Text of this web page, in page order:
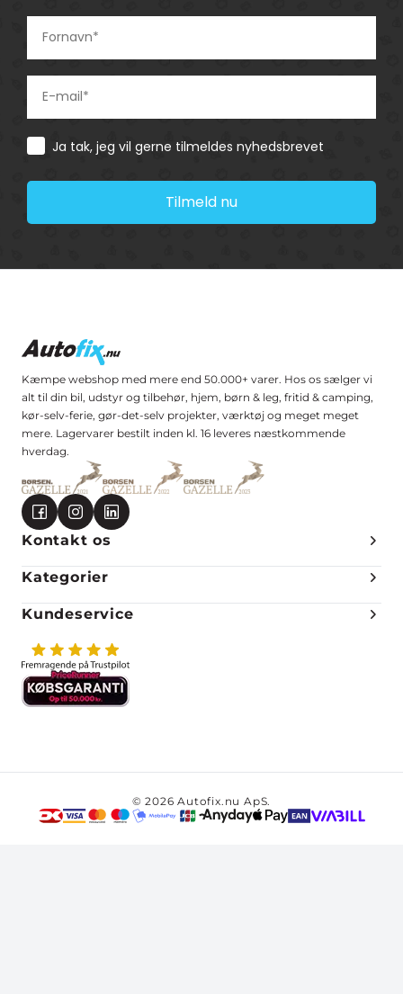
Consent
Ja tak, jeg vil gerne tilmeldes nyhedsbrevet
Tilmeld nu
Kæmpe webshop med mere end 50.000+ varer. Hos os sælger vi
alt til din bil, udstyr og tilbehør, hjem, børn & leg, fritid & camping,
kør-selv-ferie, gør-det-selv projekter, værktøj og meget meget
mere. Lagervarer bestilt inden kl. 16 leveres næstkommende
hverdag.
Kontakt os
Kategorier
Kundeservice
© 2026 Autofix.nu ApS.